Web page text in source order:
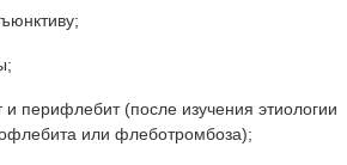
перифлебит (после изучения этиологии
или флеботромбоза);